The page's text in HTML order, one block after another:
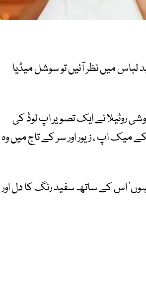
لباس میں نظر آئیں تو سوشل میڈیا
روٹیلا نے ایک تصویر اپ لوڈ کی
میک اپ ، زیور اور سر کے تاج میں وہ
اس کے ساتھ سفید رنگ کا دل اور